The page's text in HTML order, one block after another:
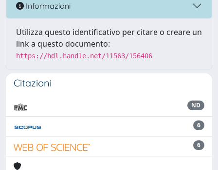
Informazioni
Utilizza questo identificativo per citare o creare un
link a questo documento:
https://hdl.handle.net/11563/156406
Citazioni
ND
6
6